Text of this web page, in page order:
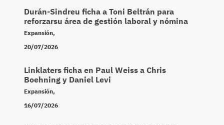
Durán-Sindreu ficha a Toni Beltrán para
reforzarsu área de gestión laboral y nómina
Expansión,
20/07/2026
Linklaters ficha en Paul Weiss a Chris
Boehning y Daniel Levi
Expansión,
16/07/2026